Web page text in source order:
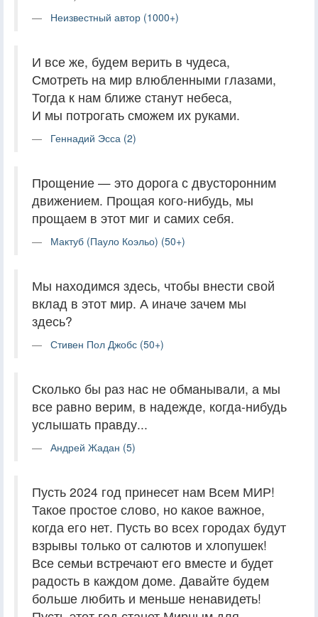
Неизвестный автор (1000+)
И все же, будем верить в чудеса,
Смотреть на мир влюбленными глазами,
Тогда к нам ближе станут небеса,
И мы потрогать сможем их руками.
Геннадий Эсса (2)
Прощение — это дорога с двусторонним
движением. Прощая кого-нибудь, мы
прощаем в этот миг и самих себя.
Мактуб (Пауло Коэльо) (50+)
Мы находимся здесь, чтобы внести свой
вклад в этот мир. А иначе зачем мы
здесь?
Стивен Пол Джобс (50+)
Сколько бы раз нас не обманывали, а мы
все равно верим, в надежде, когда-нибудь
услышать правду...
Андрей Жадан (5)
Пусть 2024 год принесет нам Всем МИР!
Такое простое слово, но какое важное,
когда его нет. Пусть во всех городах будут
взрывы только от салютов и хлопушек!
Все семьи встречают его вместе и будет
радость в каждом доме. Давайте будем
больше любить и меньше ненавидеть!